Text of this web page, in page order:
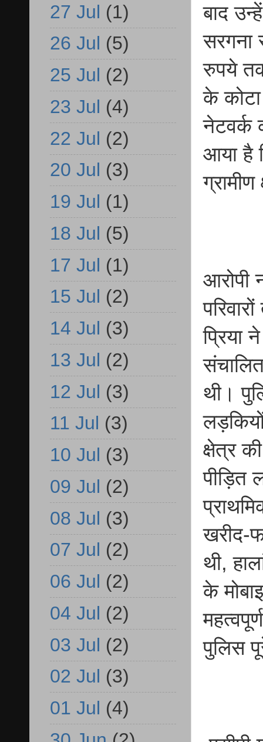
बाद
सरगना
रुपये
के कोटा
नेटवर्क
आया है
आरोपी
प्रिया
थी।
क्षेत्र
पीड़ित
खरीद-
थी,
के
पुलिस
27 Jul (1)
26 Jul (5)
25 Jul (2)
23 Jul (4)
22 Jul (2)
20 Jul (3)
19 Jul (1)
18 Jul (5)
17 Jul (1)
15 Jul (2)
14 Jul (3)
13 Jul (2)
12 Jul (3)
11 Jul (3)
10 Jul (3)
09 Jul (2)
08 Jul (3)
07 Jul (2)
06 Jul (2)
04 Jul (2)
03 Jul (2)
02 Jul (3)
01 Jul (4)